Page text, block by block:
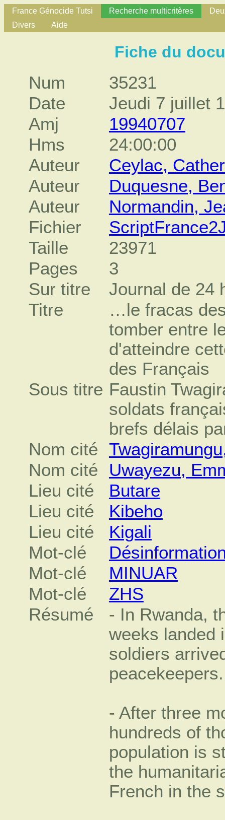
France Génocide Tutsi Recherche multicritères
Divers
Aide
Fiche du
Num
35231
Date
Jeudi 7 juillet
Amj
19940707
Hms
24:00:00
Auteur
Ceylac,
Auteur
Duquesne,
Auteur
Normandin,
Fichier
Taille
23971
Pages
3
Sur titre
Journal de 24
Titre
…le fracas
tomber entre
d'atteindre
des Français
Sous titre Faustin
soldats
brefs délais
Nom cité
Nom cité
Uwayezu,
Lieu cité
Butare
Lieu cité
Kibeho
Lieu cité
Kigali
Mot-clé
Mot-clé
MINUAR
Mot-clé
ZHS
Résumé
- In Rwanda,
weeks landed
soldiers
peacekeepers.
- After three
hundreds of
population is
the
French in the